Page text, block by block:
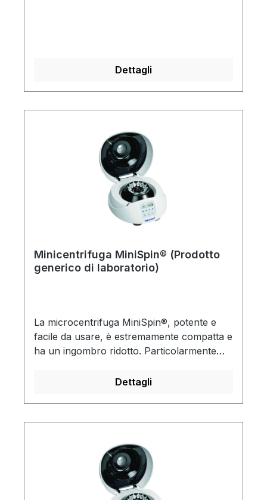
Dettagli
Minicentrifuga MiniSpin® (Prodotto
generico di laboratorio)
La microcentrifuga MiniSpin®, potente e
facile da usare, è estremamente compatta e
ha un ingombro ridotto. Particolarmente
accuratamente bilanciatoMotore esente da
(dopo 20 min. alla velocità massima solo 12
breveApertura automatica del
coperchioUnità di alimentazione
integrataCapacità: 12 contenitori da 1,5/2
mlRotore autoclavabile (121°C,
Dettagli